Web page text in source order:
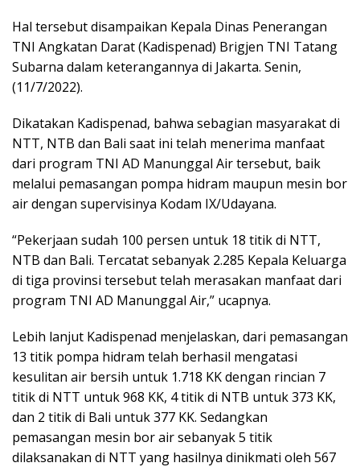
Hal tersebut disampaikan Kepala Dinas Penerangan
TNI Angkatan Darat (Kadispenad) Brigjen TNI Tatang
Subarna dalam keterangannya di Jakarta. Senin,
(11/7/2022).
Dikatakan Kadispenad, bahwa sebagian masyarakat di
NTT, NTB dan Bali saat ini telah menerima manfaat
dari program TNI AD Manunggal Air tersebut, baik
melalui pemasangan pompa hidram maupun mesin bor
air dengan supervisinya Kodam IX/Udayana.
“Pekerjaan sudah 100 persen untuk 18 titik di NTT,
NTB dan Bali. Tercatat sebanyak 2.285 Kepala Keluarga
di tiga provinsi tersebut telah merasakan manfaat dari
program TNI AD Manunggal Air,” ucapnya.
Lebih lanjut Kadispenad menjelaskan, dari pemasangan
13 titik pompa hidram telah berhasil mengatasi
kesulitan air bersih untuk 1.718 KK dengan rincian 7
titik di NTT untuk 968 KK, 4 titik di NTB untuk 373 KK,
dan 2 titik di Bali untuk 377 KK. Sedangkan
pemasangan mesin bor air sebanyak 5 titik
dilaksanakan di NTT yang hasilnya dinikmati oleh 567